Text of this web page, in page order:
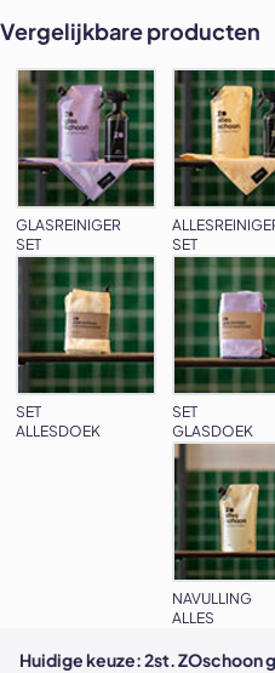
Vergelijkbare producten
GLASREINIGER
SET
SET
SET
ALLESDOEK
SET
GLASDOEK
NAVULLING
ALLES
Huidige keuze:2st. ZOschoon